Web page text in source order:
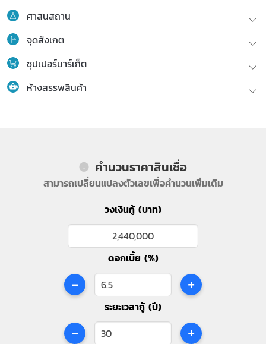
ศาสนสถาน
จุดสังเกต
ซุปเปอร์มาร์เก็ต
ห้างสรรพสินค้า
คำนวนราคาสินเชื่อ
สามารถเปลี่ยนแปลงตัวเลขเพื่อคำนวนเพิ่มเติม
วงเงินกู้ (บาท)
ดอกเบี้ย (%)
- +
ระยะเวลากู้ (ปี)
- +